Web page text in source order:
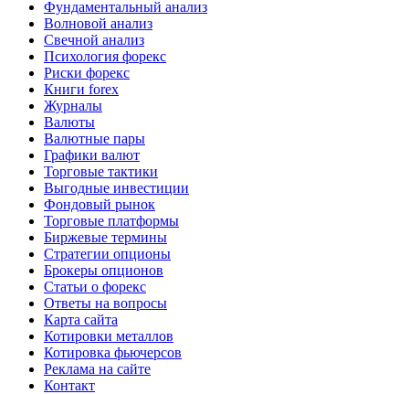
Фундаментальный анализ
Волновой анализ
Свечной анализ
Психология форекс
Риски форекс
Книги forex
Журналы
Валюты
Валютные пары
Графики валют
Торговые тактики
Выгодные инвестиции
Фондовый рынок
Торговые платформы
Биржевые термины
Стратегии опционы
Брокеры опционов
Статьи о форекс
Ответы на вопросы
Карта сайта
Котировки металлов
Котировка фьючерсов
Реклама на сайте
Контакт